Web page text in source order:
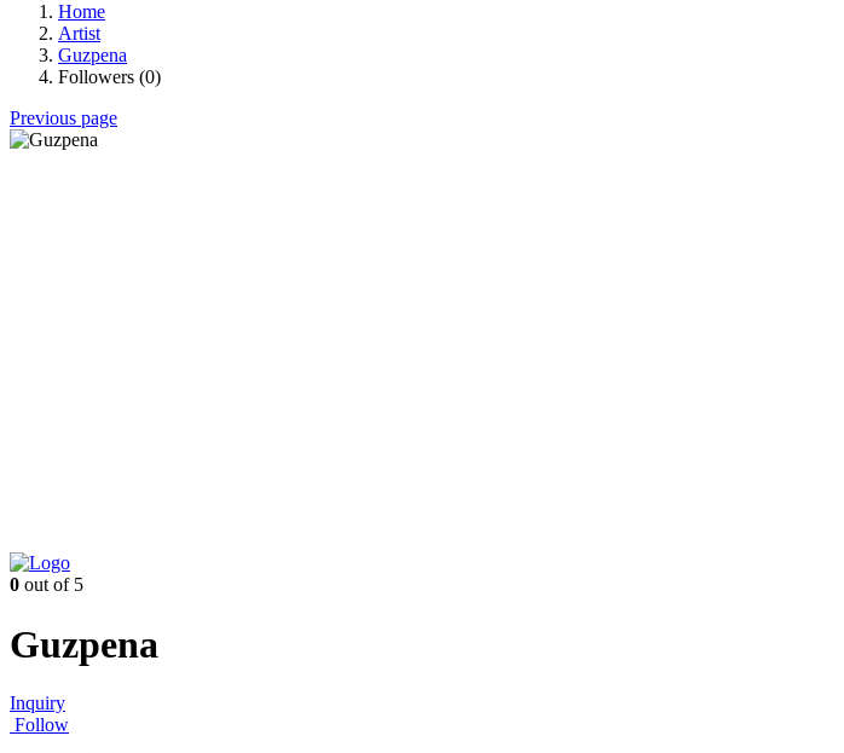
Home
Artist
Guzpena
Followers (0)
Previous page
0 out of 5
Guzpena
Inquiry
Follow